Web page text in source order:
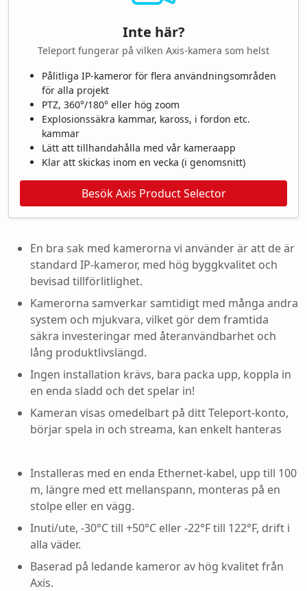
Inte här?
Teleport fungerar på vilken Axis-kamera som helst
Pålitliga IP-kameror för flera användningsområden
för alla projekt
PTZ, 360°/180° eller hög zoom
Explosionssäkra kammar, kaross, i fordon etc.
kammar
Lätt att tillhandahålla med vår kameraapp
Klar att skickas inom en vecka (i genomsnitt)
Besök Axis Product Selector
En bra sak med kamerorna vi använder är att de är
standard IP-kameror, med hög byggkvalitet och
bevisad tillförlitlighet.
Kamerorna samverkar samtidigt med många andra
system och mjukvara, vilket gör dem framtida
säkra investeringar med återanvändbarhet och
lång produktlivslängd.
Ingen installation krävs, bara packa upp, koppla in
en enda sladd och det spelar in!
Kameran visas omedelbart på ditt Teleport-konto,
börjar spela in och streama, kan enkelt hanteras
Installeras med en enda Ethernet-kabel, upp till 100
m, längre med ett mellanspann, monteras på en
stolpe eller en vägg.
Inuti/ute, -30°C till +50°C eller -22°F till 122°F, drift i
alla väder.
Baserad på ledande kameror av hög kvalitet från
Axis.